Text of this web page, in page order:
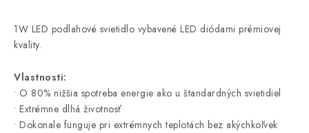
1W LED podlahové svietidlo vybavené LED diódami prémiovej
kvality.
Vlastnosti:
• O 80% nižšia spotreba energie ako u štandardných svietidiel
• Extrémne dlhá životnosť
• Dokonale funguje pri extrémnych teplotách bez akýchkoľvek